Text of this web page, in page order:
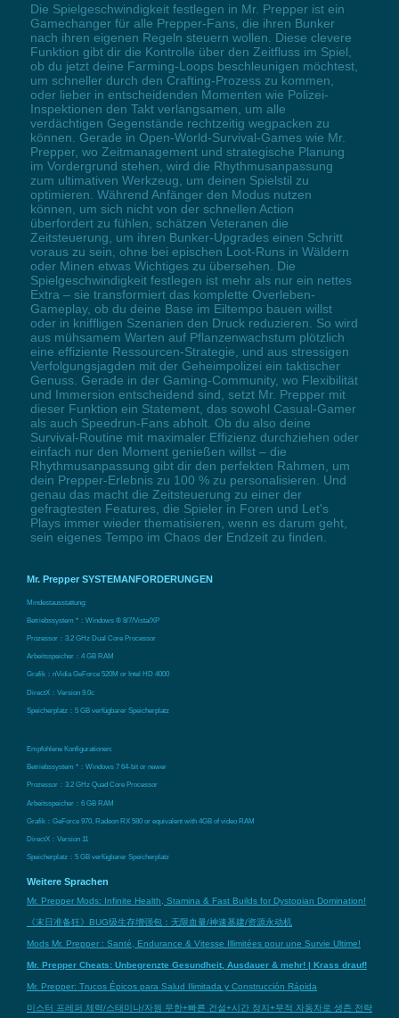
Die Spielgeschwindigkeit festlegen in Mr. Prepper ist ein
Gamechanger für alle Prepper-Fans, die ihren Bunker
nach ihren eigenen Regeln steuern wollen. Diese clevere
Funktion gibt dir die Kontrolle über den Zeitfluss im Spiel,
ob du jetzt deine Farming-Loops beschleunigen möchtest,
um schneller durch den Crafting-Prozess zu kommen,
oder lieber in entscheidenden Momenten wie Polizei-
Inspektionen den Takt verlangsamen, um alle
verdächtigen Gegenstände rechtzeitig wegpacken zu
können. Gerade in Open-World-Survival-Games wie Mr.
Prepper, wo Zeitmanagement und strategische Planung
im Vordergrund stehen, wird die Rhythmusanpassung
zum ultimativen Werkzeug, um deinen Spielstil zu
optimieren. Während Anfänger den Modus nutzen
können, um sich nicht von der schnellen Action
überfordert zu fühlen, schätzen Veteranen die
Zeitsteuerung, um ihren Bunker-Upgrades einen Schritt
voraus zu sein, ohne bei epischen Loot-Runs in Wäldern
oder Minen etwas Wichtiges zu übersehen. Die
Spielgeschwindigkeit festlegen ist mehr als nur ein nettes
Extra – sie transformiert das komplette Overleben-
Gameplay, ob du deine Base im Eiltempo bauen willst
oder in kniffligen Szenarien den Druck reduzieren. So wird
aus mühsamem Warten auf Pflanzenwachstum plötzlich
eine effiziente Ressourcen-Strategie, und aus stressigen
Verfolgungsjagden mit der Geheimpolizei ein taktischer
Genuss. Gerade in der Gaming-Community, wo Flexibilität
und Immersion entscheidend sind, setzt Mr. Prepper mit
dieser Funktion ein Statement, das sowohl Casual-Gamer
als auch Speedrun-Fans abholt. Ob du also deine
Survival-Routine mit maximaler Effizienz durchziehen oder
einfach nur den Moment genießen willst – die
Rhythmusanpassung gibt dir den perfekten Rahmen, um
dein Prepper-Erlebnis zu 100 % zu personalisieren. Und
genau das macht die Zeitsteuerung zu einer der
gefragtesten Features, die Spieler in Foren und Let's
Plays immer wieder thematisieren, wenn es darum geht,
sein eigenes Tempo im Chaos der Endzeit zu finden.
Mr. Prepper SYSTEMANFORDERUNGEN
Mindestausstattung:
Betriebssystem *：Windows ® 8/7/Vista/XP
Prozessor：3.2 GHz Dual Core Processor
Arbeitsspeicher：4 GB RAM
Grafik：nVidia GeForce 520M or Intel HD 4000
DirectX：Version 9.0c
Speicherplatz：5 GB verfügbarer Speicherplatz
Empfohlene Konfigurationen:
Betriebssystem *：Windows 7 64-bit or newer
Prozessor：3.2 GHz Quad Core Processor
Arbeitsspeicher：6 GB RAM
Grafik：GeForce 970, Radeon RX 580 or equivalent with 4GB of video RAM
DirectX：Version 11
Speicherplatz：5 GB verfügbarer Speicherplatz
Weitere Sprachen
Mr. Prepper Mods: Infinite Health, Stamina & Fast Builds for Dystopian Domination!
《末日准备狂》BUG级生存增强包：无限血量/神速基建/资源永动机
Mods Mr. Prepper : Santé, Endurance & Vitesse Illimitées pour une Survie Ultime!
Mr. Prepper Cheats: Unbegrenzte Gesundheit, Ausdauer & mehr! | Krass drauf!
Mr. Prepper: Trucos Épicos para Salud Ilimitada y Construcción Rápida
미스터 프레퍼 체력/스태미나/자원 무한+빠른 건설+시간 정지+무적 자동차로 생존 전략